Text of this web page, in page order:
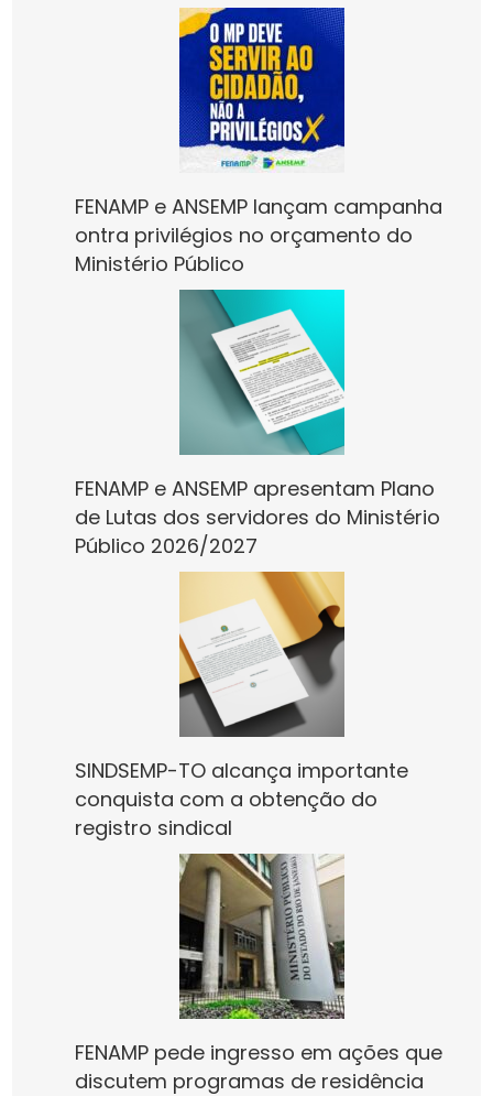
FENAMP e ANSEMP lançam campanha
ontra privilégios no orçamento do
Ministério Público
FENAMP e ANSEMP apresentam Plano
de Lutas dos servidores do Ministério
Público 2026/2027
SINDSEMP-TO alcança importante
conquista com a obtenção do
registro sindical
FENAMP pede ingresso em ações que
discutem programas de residência